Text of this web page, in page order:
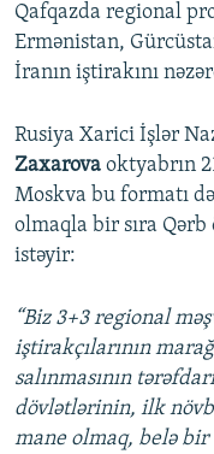
Qafqazda regional
Ermənistan,
İranın iştirakını
Rusiya Xarici İşlər
Zaxarova oktyabrın
Moskva bu formatı
olmaqla bir sıra
istəyir:
“Biz 3+3 regional
iştirakçılarının
salınmasının
dövlətlərinin, ilk
mane olmaq, belə bir